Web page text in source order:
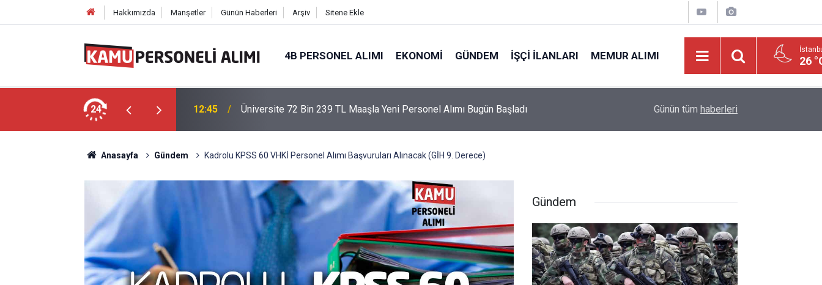
Hakkımızda Manşetler Günün Haberleri Arşiv Sitene Ekle
4B PERSONEL ALIMI EKONOMI GÜNDEM İŞÇI İLANLARI MEMUR ALIMI 26
24
30 Bin Güvenlik Görevlisi Alınacak! 12:45 Üniversite 72 Bin 239 TL Maaşla Yeni Personel Alımı Bugün Başladı Hastaneye 207 Personel Alımı Açıldı: Sağlık
Günün tüm haberleri
Anasayfa Gündem Kadrolu KPSS 60 VHKİ Personel Alımı Başvuruları Alınacak (GİH 9. Derece)
Gündem